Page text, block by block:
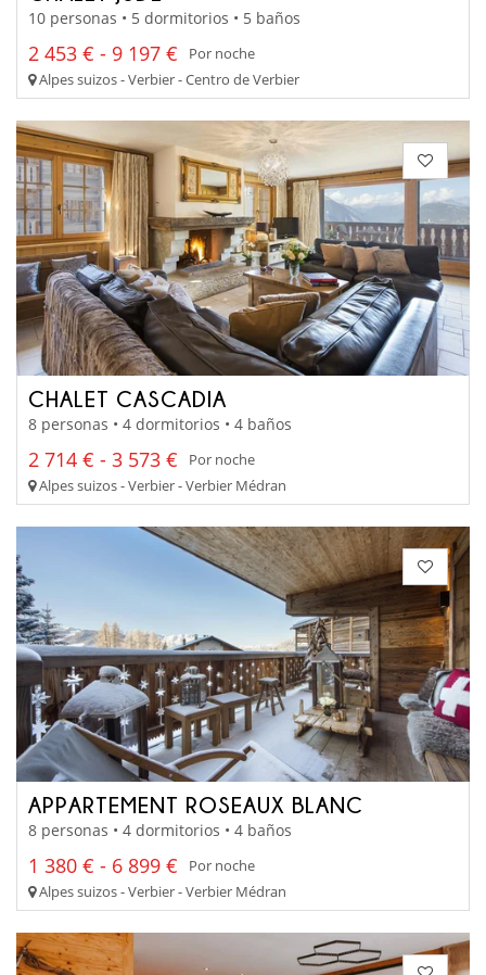
10 personas • 5 dormitorios • 5 baños
2 453 € - 9 197 €
Por noche
Alpes suizos - Verbier - Centro de Verbier
CHALET CASCADIA
8 personas • 4 dormitorios • 4 baños
2 714 € - 3 573 €
Por noche
Alpes suizos - Verbier - Verbier Médran
APPARTEMENT ROSEAUX BLANC
8 personas • 4 dormitorios • 4 baños
1 380 € - 6 899 €
Por noche
Alpes suizos - Verbier - Verbier Médran